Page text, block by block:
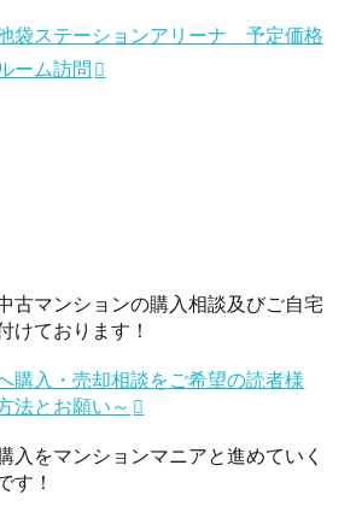
袋ステーションアリーナ 予定価格
ーム訪問
古マンションの購入相談及びご自宅
けております！
購入・売却相談をご希望の読者様
法とお願い～
入をマンションマニアと進めていく
す！